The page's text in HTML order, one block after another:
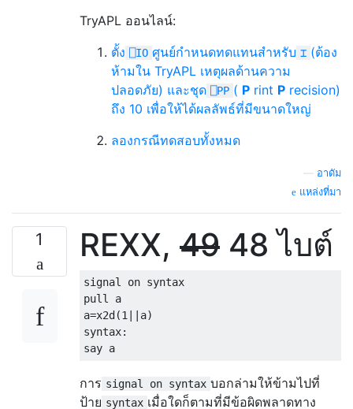
TryAPL ออนไลน์:
ตั้ง ⎕IO ศูนย์กำหนดทดแทนสำหรับ ⌶ (ต้อง
ห้ามใน TryAPL เหตุผลด้านความ
ปลอดภัย) และชุด ⎕PP ( P rint P recision)
ถึง 10 เพื่อให้ได้ผลลัพธ์ที่มีขนาดใหญ่
ลองกรณีทดสอบทั้งหมด
อาดัม
แหล่งที่มา
1 REXX, 49 48 ไบต์
signal on syntax
pull a
a=x2d(1||a)
syntax:
การ signal on syntax บอกล่ามให้ข้ามไปที่
ป้าย syntax เมื่อใดก็ตามที่มีข้อผิดพลาดทาง